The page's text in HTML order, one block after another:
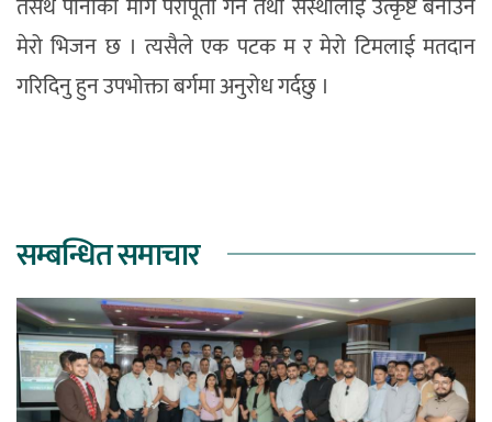
तसर्थ पानीको माग परीपूर्ती गर्न तथा संस्थालाई उत्कृष्ट बनाउने
मेरो भिजन छ । त्यसैले एक पटक म र मेरो टिमलाई मतदान
गरिदिनु हुन उपभोक्ता बर्गमा अनुरोध गर्दछु ।
सम्बन्धित समाचार